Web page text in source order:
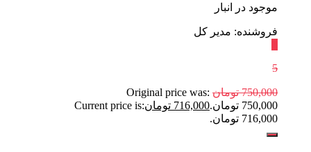
موجود در انبار
فروشنده: مدیر کل
5
750,000 تومان Original price was:
750,000 تومان.
716,000 تومانCurrent price is:
716,000 تومان.